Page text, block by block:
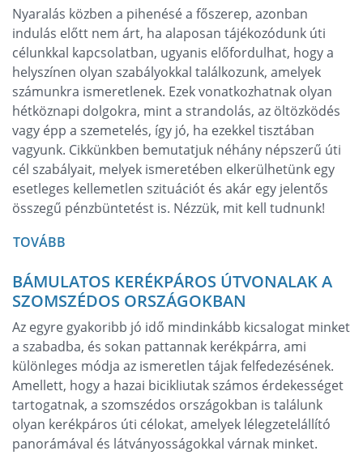
Nyaralás közben a pihenésé a főszerep, azonban
indulás előtt nem árt, ha alaposan tájékozódunk úti
célunkkal kapcsolatban, ugyanis előfordulhat, hogy a
helyszínen olyan szabályokkal találkozunk, amelyek
számunkra ismeretlenek. Ezek vonatkozhatnak olyan
hétköznapi dolgokra, mint a strandolás, az öltözködés
vagy épp a szemetelés, így jó, ha ezekkel tisztában
vagyunk. Cikkünkben bemutatjuk néhány népszerű úti
cél szabályait, melyek ismeretében elkerülhetünk egy
esetleges kellemetlen szituációt és akár egy jelentős
összegű pénzbüntetést is. Nézzük, mit kell tudnunk!
TOVÁBB
BÁMULATOS KERÉKPÁROS ÚTVONALAK A
SZOMSZÉDOS ORSZÁGOKBAN
Az egyre gyakoribb jó idő mindinkább kicsalogat minket
a szabadba, és sokan pattannak kerékpárra, ami
különleges módja az ismeretlen tájak felfedezésének.
Amellett, hogy a hazai bicikliutak számos érdekességet
tartogatnak, a szomszédos országokban is találunk
olyan kerékpáros úti célokat, amelyek lélegzetelállító
panorámával és látványosságokkal várnak minket.